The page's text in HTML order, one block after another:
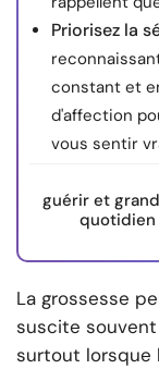
Priorisez la
constant et
d'affection
vous sentir
guérir et
quotidien
La grossesse
suscite
surtout lorsque